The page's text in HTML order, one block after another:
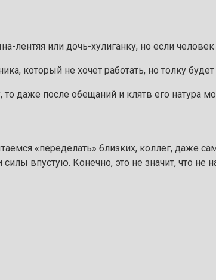
лентяя или дочь-хулиганку, но если
который не хочет работать, но толку
даже после обещаний и клятв его натура
«переделать» близких, коллег, даже
впустую. Конечно, это не значит, что не